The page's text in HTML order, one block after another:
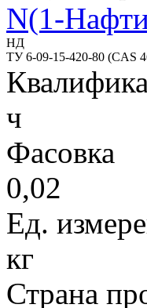
N(1-
НД
ТУ 6-09-15-420-80 (CAS
ч
Фасовка
0,02
Ед.
кг
Страна